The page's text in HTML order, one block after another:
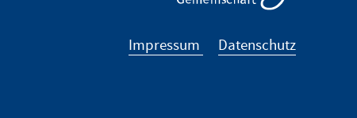
Impressum Datenschutz